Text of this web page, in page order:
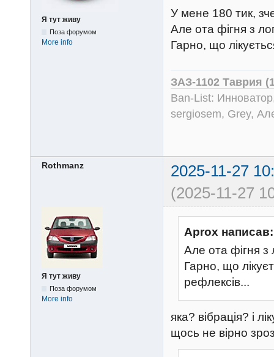
Я тут живу
Поза форумом
More info
У мене 180 тик,
Але ота фігня з
Гарно, що
ЗАЗ-1102 Таврия
Ban-List:
sergiosem, Grey,
Rothmanz
2025-11-27
(2025-11-27
Я тут живу
Поза форумом
More info
Aprox написав:
Але ота фігня з
Гарно, що
рефлексів...
яка? вібрація? і
щось не вірно